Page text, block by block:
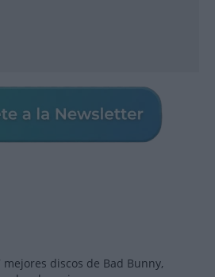
mejores discos de Bad Bunny,